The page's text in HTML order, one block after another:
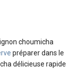
choumicha
préparer dans le
délicieuse rapide